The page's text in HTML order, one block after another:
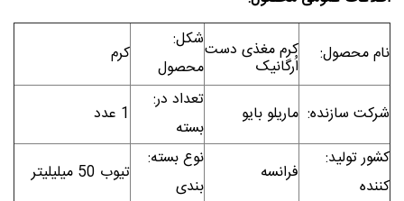
:شکل
محصول
کرم مغذی دست
اُرگانیک
محصول
1 عدد
:تعداد در
ماریلو بایو سازنده
تیوب 50 میلیلیتر
:نوع بسته
فرانسه
:کشور تولید